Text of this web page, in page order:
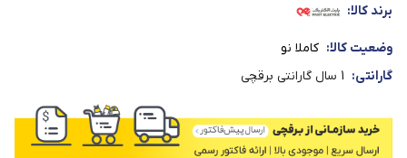
برند کالا:
وضعیت کالا: کاملا نو
گارانتی: 1 سال گارانتی برقچی